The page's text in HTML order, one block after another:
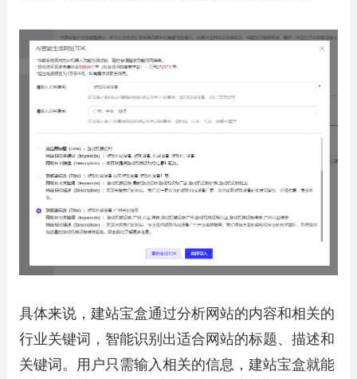
具体来说，建站宝盒通过分析网站的内容和相关的
行业关键词，智能识别出适合网站的标题、描述和
关键词。用户只需输入相关的信息，建站宝盒就能